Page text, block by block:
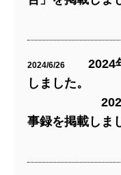
2024/6/26
2024
しました。
2024年度
事録を掲載しま